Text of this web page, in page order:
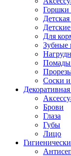
Горшки
Для
Зубные
Помады
Соски
Брови
Глаза
Губы
Лицо